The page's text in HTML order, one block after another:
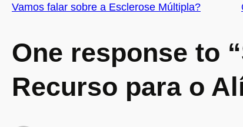
g
a
d
Vamos falar sobre a Esclerose Múltipla?
One response to
Recurso para o